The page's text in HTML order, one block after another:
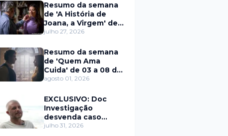
Resumo da semana
de 'A História de
Joana, a Virgem' de
27 a 31 de julho
julho 27, 2026
Resumo da semana
de 'Quem Ama
Cuida' de 03 a 08 de
agosto
agosto 01, 2026
EXCLUSIVO: Doc
Investigação
desvenda caso
Eduardo Martins e
julho 31, 2026